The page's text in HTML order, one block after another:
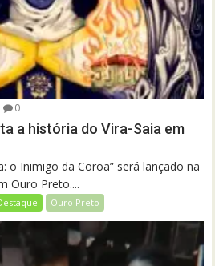
0
a história do Vira-Saia em
o Inimigo da Coroa” será lançado na
Ouro Preto....
Ouro Preto